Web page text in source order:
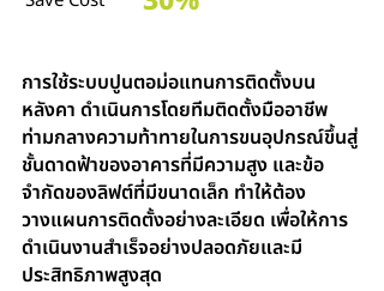
การใช้ระบบปูนตอม่อแทนการติดตั้งบน
หลังคา ดำเนินการโดยทีมติดตั้งมืออาชีพ
ท่ามกลางความท้าทายในการขนอุปกรณ์ขึ้นสู่
ชั้นดาดฟ้าของอาคารที่มีความสูง และข้อ
จำกัดของลิฟต์ที่มีขนาดเล็ก ทำให้ต้อง
วางแผนการติดตั้งอย่างละเอียด เพื่อให้การ
ดำเนินงานสำเร็จอย่างปลอดภัยและมี
ประสิทธิภาพสูงสุด